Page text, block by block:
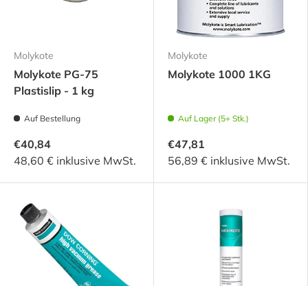
Molykote
Molykote PG-75
Plastislip - 1 kg
Auf Bestellung
€40,84
48,60 € inklusive MwSt.
Molykote
Molykote 1000 1KG
Auf Lager (5+ Stk.)
€47,81
56,89 € inklusive MwSt.